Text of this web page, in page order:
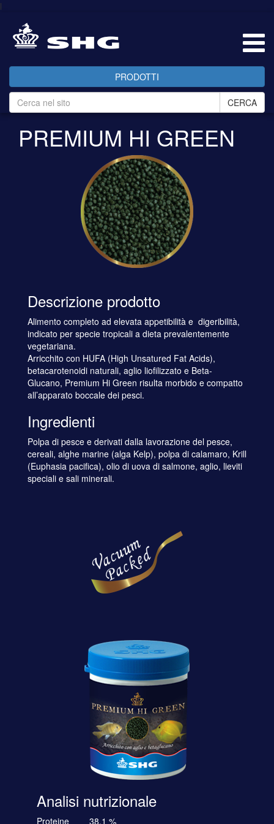
l
PRODOTTI
CERCA
PREMIUM HI GREEN
Descrizione prodotto
Alimento completo ad elevata appetibilità e digeribilità,
indicato per specie tropicali a dieta prevalentemente
vegetariana.
Arricchito con HUFA (High Unsatured Fat Acids),
betacarotenoidi naturali, aglio liofilizzato e Beta-
Glucano, Premium Hi Green risulta morbido e compatto
all’apparato boccale dei pesci.
Ingredienti
Polpa di pesce e derivati dalla lavorazione del pesce,
cereali, alghe marine (alga Kelp), polpa di calamaro, Krill
(Euphasia pacifica), olio di uova di salmone, aglio, lieviti
speciali e sali minerali.
Analisi nutrizionale
Proteine 38,1 %